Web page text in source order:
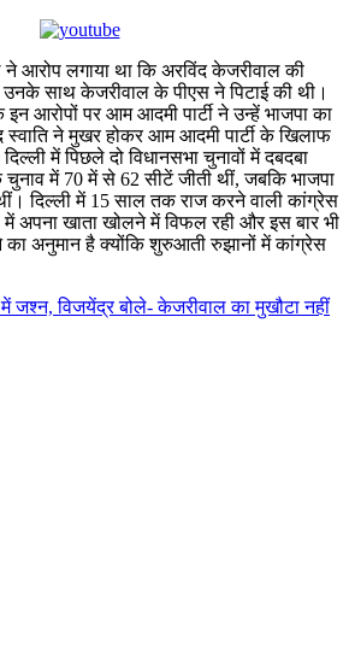
ने आरोप लगाया था कि अरविंद केजरीवाल की
साथ केजरीवाल के पीएस ने पिटाई की थी।
इन आरोपों पर आम आदमी पार्टी ने उन्हें भाजपा का
ने मुखर होकर आम आदमी पार्टी के खिलाफ
में पिछले दो विधानसभा चुनावों में दबदबा
में 70 में से 62 सीटें जीती थीं, जबकि भाजपा
दिल्ली में 15 साल तक राज करने वाली कांग्रेस
में अपना खाता खोलने में विफल रही और इस बार भी
का अनुमान है क्योंकि शुरुआती रुझानों में कांग्रेस
में जश्न, विजयेंद्र बोले- केजरीवाल का मुखौटा नहीं